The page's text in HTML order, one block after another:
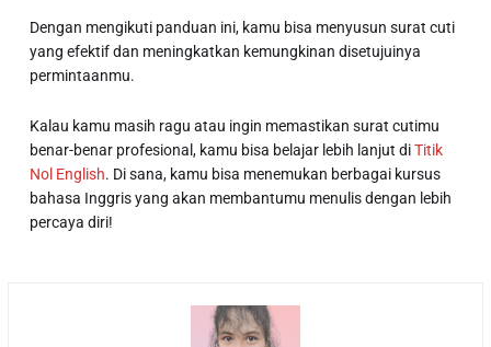
Dengan mengikuti panduan ini, kamu bisa menyusun surat cuti
yang efektif dan meningkatkan kemungkinan disetujuinya
permintaanmu.
Kalau kamu masih ragu atau ingin memastikan surat cutimu
benar-benar profesional, kamu bisa belajar lebih lanjut di Titik
Nol English. Di sana, kamu bisa menemukan berbagai kursus
bahasa Inggris yang akan membantumu menulis dengan lebih
percaya diri!